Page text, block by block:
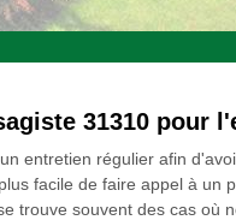
31310 pour
entretien régulier afin
facile de faire appel à un
trouve souvent des cas où